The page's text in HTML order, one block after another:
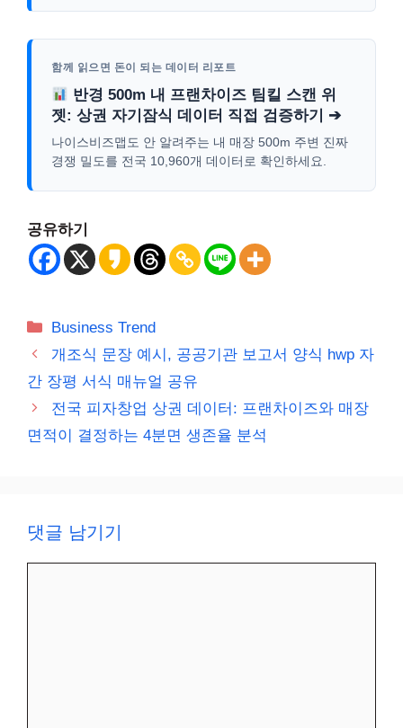
함께 읽으면 돈이 되는 데이터 리포트
반경 500m 내 프랜차이즈 팀킬 스캔 위
젯: 상권 자기잠식 데이터 직접 검증하기 ➔
나이스비즈맵도 안 알려주는 내 매장 500m 주변 진짜
경쟁 밀도를 전국 10,960개 데이터로 확인하세요.
공유하기
카
테
리
Business Trend
개조식 문장 예시, 공공기관 보고서 양식 hwp 자
간 장평 서식 매뉴얼 공유
전국 피자창업 상권 데이터: 프랜차이즈와 매장
면적이 결정하는 4분면 생존율 분석
댓글 남기기